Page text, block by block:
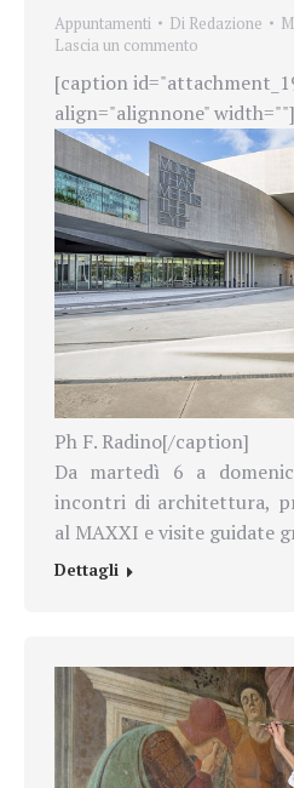
Appuntamenti Di Redazione
Lascia un commento
[caption
align="alignnone" width=""]
Ph F. Radino[/caption]
Da martedì 6 a
incontri di architettura,
al MAXXI e visite guidate
Dettagli